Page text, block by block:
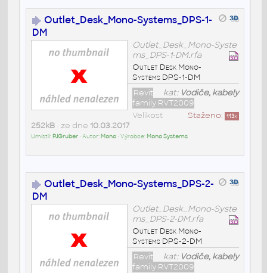
Outlet_Desk_Mono-Systems_DPS-1-
DM
Outlet_Desk_Mono-Syste
ms_DPS-1-DM.rfa
Outlet Desk Mono-
Systems DPS-1-DM
kat: Vodiče, kabely
Revit
family RVT2009
Staženo: 113x
Velikost
252kB• ze dne 10.03.2017
Umístil: PJGruber• Autor: Mono• Výrobce: Mono Systems
Outlet_Desk_Mono-Systems_DPS-2-
DM
Outlet_Desk_Mono-Syste
ms_DPS-2-DM.rfa
Outlet Desk Mono-
Systems DPS-2-DM
kat: Vodiče, kabely
Revit
family RVT2009